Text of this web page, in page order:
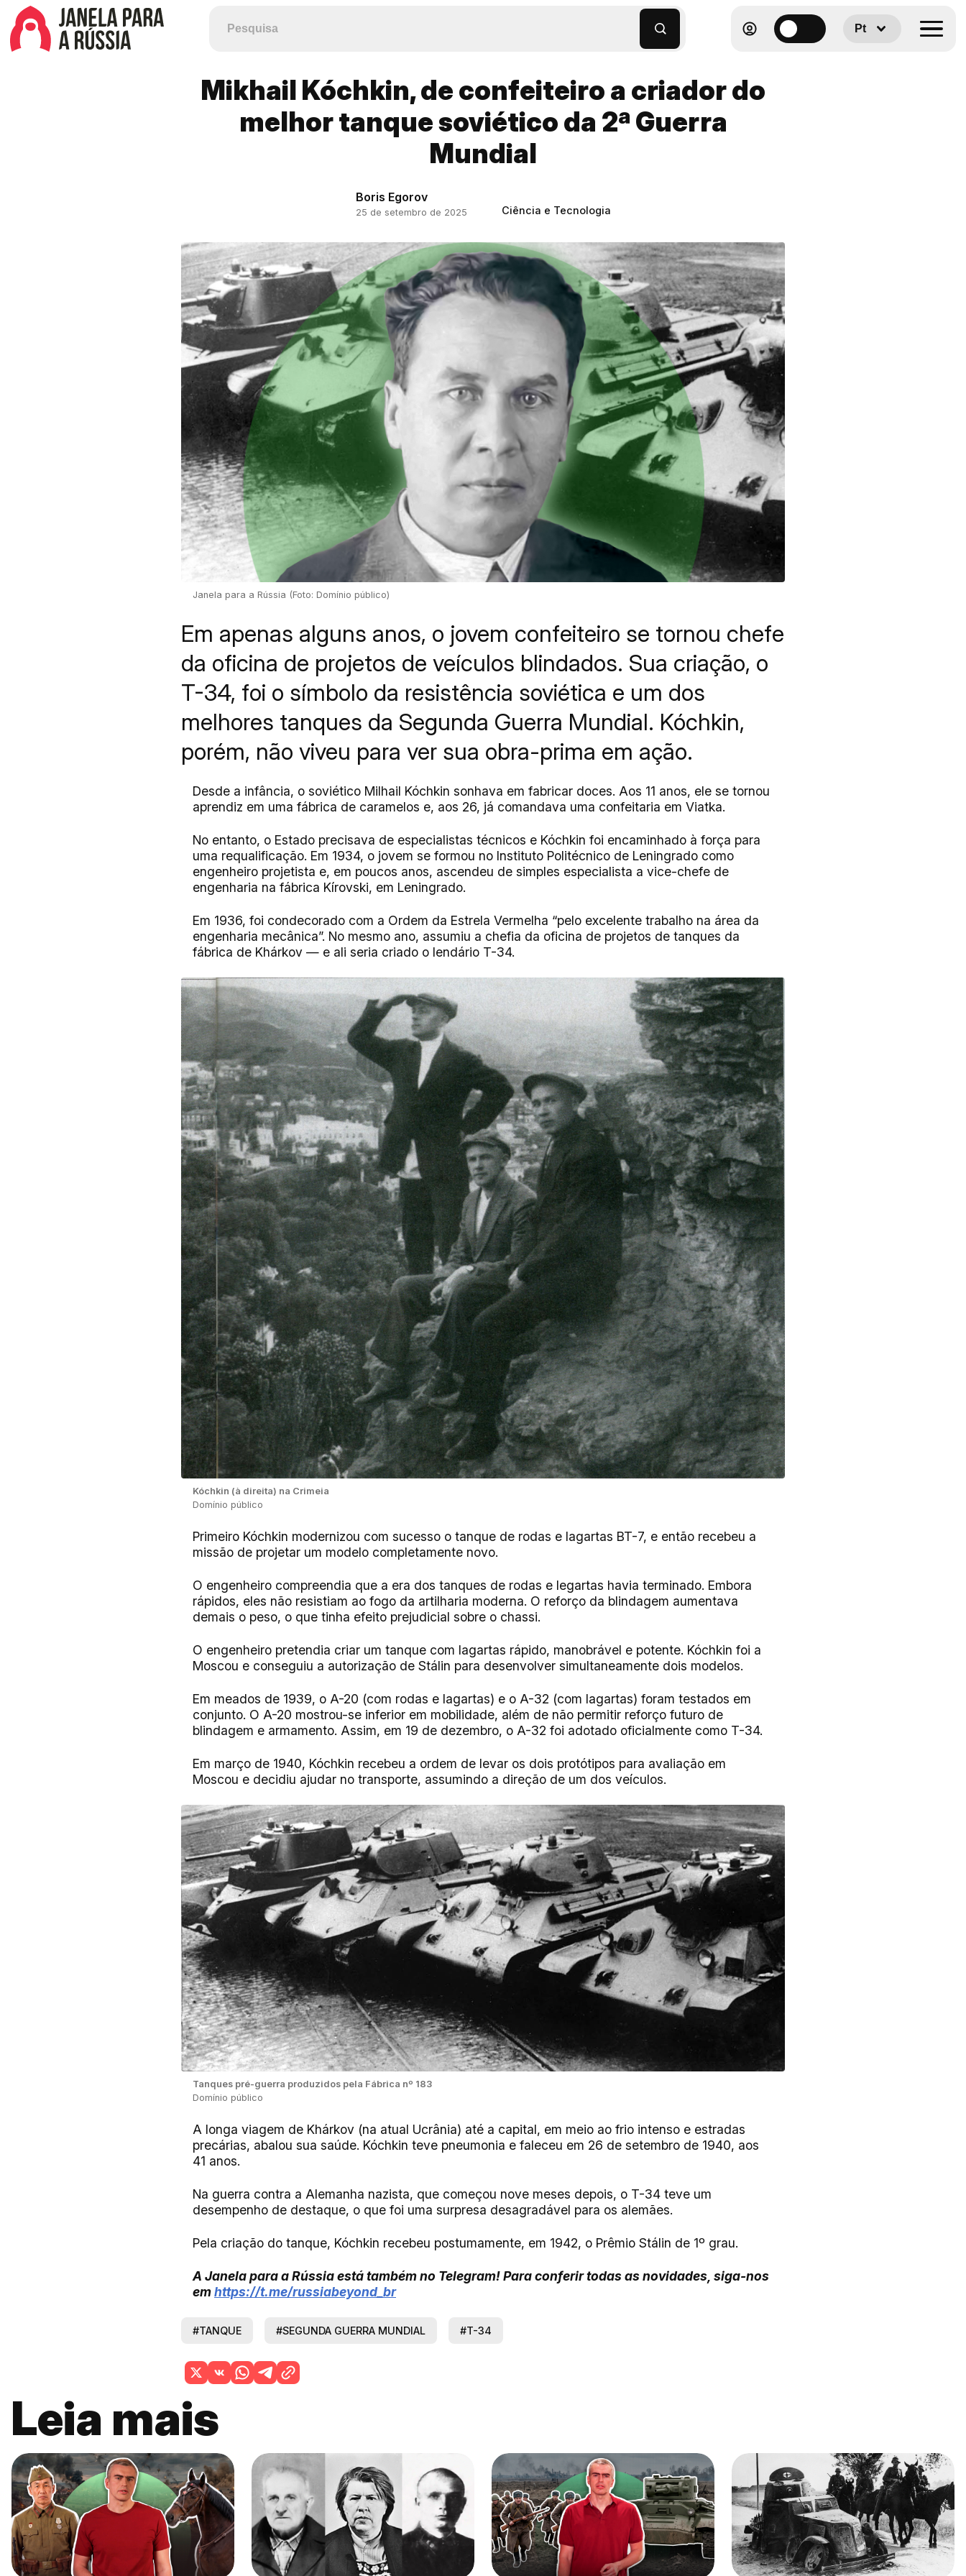
Pt
Mikhail Kóchkin, de confeiteiro a criador do
melhor tanque soviético da 2ª Guerra
Mundial
Boris Egorov
25 de setembro de 2025 Ciência e Tecnologia
Janela para a Rússia (Foto: Domínio público)
Em apenas alguns anos, o jovem confeiteiro se tornou chefe
da oficina de projetos de veículos blindados. Sua criação, o
T-34, foi o símbolo da resistência soviética e um dos
melhores tanques da Segunda Guerra Mundial. Kóchkin,
porém, não viveu para ver sua obra-prima em ação.
Desde a infância, o soviético Milhail Kóchkin sonhava em fabricar doces. Aos 11 anos, ele se tornou
aprendiz em uma fábrica de caramelos e, aos 26, já comandava uma confeitaria em Viatka.
No entanto, o Estado precisava de especialistas técnicos e Kóchkin foi encaminhado à força para
uma requalificação. Em 1934, o jovem se formou no Instituto Politécnico de Leningrado como
engenheiro projetista e, em poucos anos, ascendeu de simples especialista a vice-chefe de
engenharia na fábrica Kírovski, em Leningrado.
Em 1936, foi condecorado com a Ordem da Estrela Vermelha “pelo excelente trabalho na área da
engenharia mecânica”. No mesmo ano, assumiu a chefia da oficina de projetos de tanques da
fábrica de Khárkov — e ali seria criado o lendário T-34.
Kóchkin (à direita) na Crimeia
Domínio público
Primeiro Kóchkin modernizou com sucesso o tanque de rodas e lagartas BT-7, e então recebeu a
missão de projetar um modelo completamente novo.
O engenheiro compreendia que a era dos tanques de rodas e legartas havia terminado. Embora
rápidos, eles não resistiam ao fogo da artilharia moderna. O reforço da blindagem aumentava
demais o peso, o que tinha efeito prejudicial sobre o chassi.
O engenheiro pretendia criar um tanque com lagartas rápido, manobrável e potente. Kóchkin foi a
Moscou e conseguiu a autorização de Stálin para desenvolver simultaneamente dois modelos.
Em meados de 1939, o A-20 (com rodas e lagartas) e o A-32 (com lagartas) foram testados em
conjunto. O A-20 mostrou-se inferior em mobilidade, além de não permitir reforço futuro de
blindagem e armamento. Assim, em 19 de dezembro, o A-32 foi adotado oficialmente como T-34.
Em março de 1940, Kóchkin recebeu a ordem de levar os dois protótipos para avaliação em
Moscou e decidiu ajudar no transporte, assumindo a direção de um dos veículos.
Tanques pré-guerra produzidos pela Fábrica nº 183
Domínio público
A longa viagem de Khárkov (na atual Ucrânia) até a capital, em meio ao frio intenso e estradas
precárias, abalou sua saúde. Kóchkin teve pneumonia e faleceu em 26 de setembro de 1940, aos
41 anos.
Na guerra contra a Alemanha nazista, que começou nove meses depois, o T-34 teve um
desempenho de destaque, o que foi uma surpresa desagradável para os alemães.
Pela criação do tanque, Kóchkin recebeu postumamente, em 1942, o Prêmio Stálin de 1º grau.
A Janela para a Rússia está também no Telegram! Para conferir todas as novidades, siga-nos
emhttps://t.me/russiabeyond_br
#TANQUE #SEGUNDA GUERRA MUNDIAL #T-34
Leia mais